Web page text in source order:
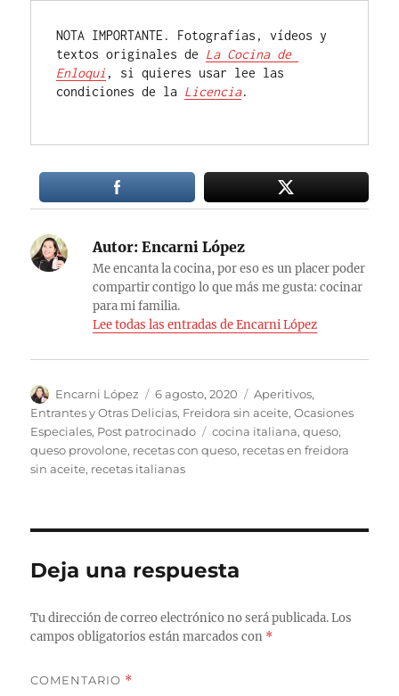
NOTA IMPORTANTE. Fotografías, vídeos y
textos originales de La Cocina de
Enloqui, si quieres usar lee las
condiciones de la Licencia.
Autor: Encarni López
Me encanta la cocina, por eso es un placer poder
compartir contigo lo que más me gusta: cocinar
para mi familia.
Lee todas las entradas de Encarni López
Autor
Encarni López
Publicado
el
6 agosto, 2020 Categorías
Aperitivos,
Entrantes y Otras Delicias, Freidora sin aceite,Ocasiones
Especiales, Post patrocinado Etiquetas
cocina italiana,queso,
queso provolone, recetas con queso, recetas en freidora
sin aceite, recetas italianas
Deja una respuesta
Tu dirección de correo electrónico no será publicada. Los
campos obligatorios están marcados con *
COMENTARIO *